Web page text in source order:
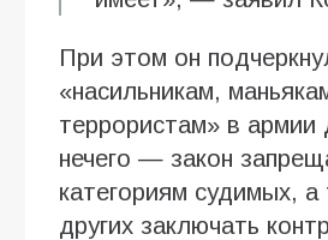
При этом он
«насильникам,
террористам» в армии
нечего — закон
категориям судимых, а
других заключать